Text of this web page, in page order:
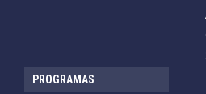
PROGRAMAS